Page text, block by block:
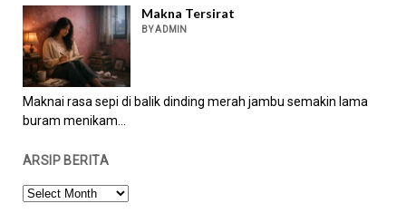
Makna Tersirat
BY ADMIN
Maknai rasa sepi di balik dinding merah jambu semakin lama
buram menikam...
ARSIP BERITA
ARSIP